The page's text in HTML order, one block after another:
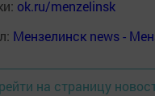
ok.ru/menzelinsk
Мензелинск news -
на страницу